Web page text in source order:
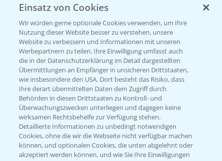
Beratung auf WhatsApp
T.+49 (0)174 346 564 1
KONTAKT
Hilfe in Notfällen
T.+49 (0)214/30-20220
Einsatz von Cookies
Wir würden gerne optionale Cookies verwenden, um Ihre
Nutzung dieser Website besser zu verstehen, unsere
Website zu verbessern und Informationen mit unseren
Werbepartnern zu teilen. Ihre Einwilligung umfasst auch
die in der Datenschutzerklärung im Detail dargestellten
Übermittlungen an Empfänger in unsicheren Drittstaaten,
wie insbesondere den USA. Dort besteht das Risiko, dass
Ihre derart übermittelten Daten dem Zugriff durch
Behörden in diesen Drittstaaten zu Kontroll- und
Überwachungszwecken unterliegen und dagegen keine
wirksamen Rechtsbehelfe zur Verfügung stehen.
Detaillierte Informationen zu unbedingt notwendigen
Cookies, ohne die wir die Webseite nicht verfügbar machen
können, und optionalen Cookies, die unten abgelehnt oder
akzeptiert werden können, und wie Sie Ihre Einwilligungen